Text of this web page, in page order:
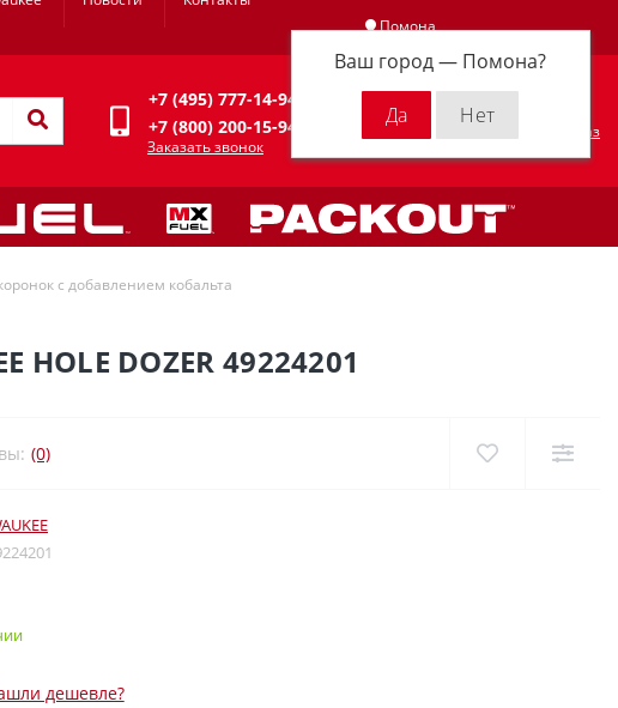
Помона
Ваш город — Помона?
Личный кабинет
+7 (495) 777-14-94
+7 (800) 200-15-94
Заказать звонок
0 р.
Оформить заказ
с добавлением кобальта
DOZER 49224201
(0)
дешевле?